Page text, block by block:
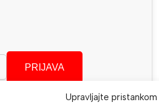
Upravljajte pristankom
PRIJAVA